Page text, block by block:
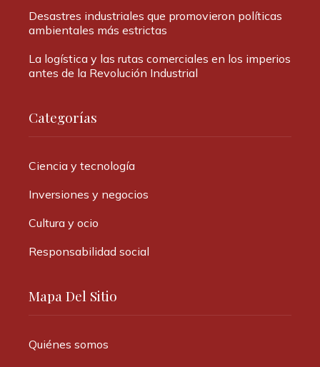
Desastres industriales que promovieron políticas
ambientales más estrictas
La logística y las rutas comerciales en los imperios
antes de la Revolución Industrial
Categorías
Ciencia y tecnología
Inversiones y negocios
Cultura y ocio
Responsabilidad social
Mapa Del Sitio
Quiénes somos